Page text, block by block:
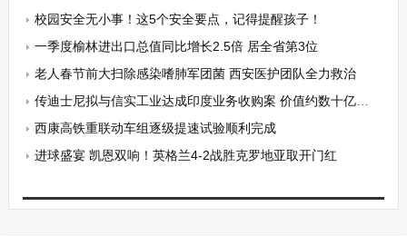
校园安全无小事！这5个安全要点，记得提醒孩子！
一季度榆林进出口总值同比增长2.5倍 居全省第3位
老人春节前大扫除感染嗜肺军团菌 西安医护团队全力救治
传迪士尼拟与信实工业达成印度业务收购案 价值约数十亿美元
西康高铁重联动车组逐级提速试验顺利完成
进球盛宴 凯恩双响！英格兰4-2战胜克罗地亚取开门红